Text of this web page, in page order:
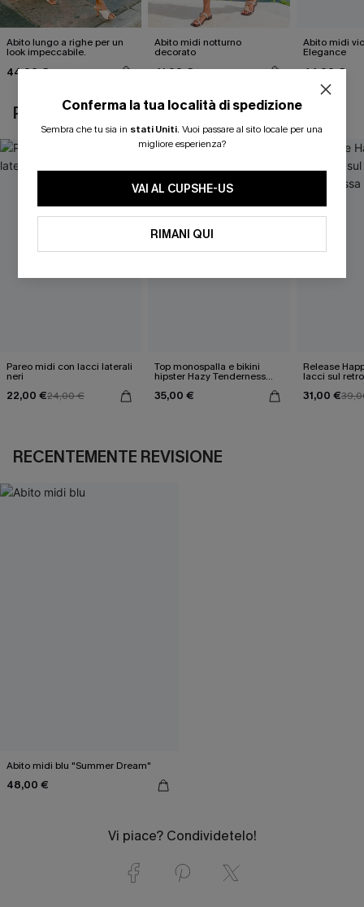
Abito lungo a righe per un
look impeccabile.
44,00 €
Abito midi notturno
decorato
41,00 €
Abito midi
Elegance
44,00 €
POTREBBE INTERESSARTI ANCHE
Pareo midi con lacci laterali
neri
22,00 €24,00 €
Top monospalla e bikini
hipster Hazy Tenderness
35,00 €
Release
lacci sul
31,00 €
RECENTEMENTE REVISIONE
Abito midi blu "Summer Dream"
48,00 €
Vi piace? Condividetelo!
Conferma la tua località di spedizione
Sembra che tu sia in stati Uniti. Vuoi passare al sito locale per una
migliore esperienza?
VAI AL CUPSHE-US
RIMANI QUI